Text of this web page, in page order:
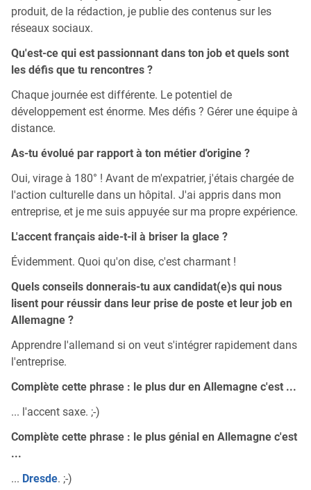
produit, de la rédaction, je publie des contenus sur les
réseaux sociaux.
Qu'est-ce qui est passionnant dans ton job et quels sont
les défis que tu rencontres ?
Chaque journée est différente. Le potentiel de
développement est énorme. Mes défis ? Gérer une équipe à
distance.
As-tu évolué par rapport à ton métier d'origine ?
Oui, virage à 180° ! Avant de m'expatrier, j'étais chargée de
l'action culturelle dans un hôpital. J'ai appris dans mon
entreprise, et je me suis appuyée sur ma propre expérience.
L'accent français aide-t-il à briser la glace ?
Évidemment. Quoi qu'on dise, c'est charmant !
Quels conseils donnerais-tu aux candidat(e)s qui nous
lisent pour réussir dans leur prise de poste et leur job en
Allemagne ?
Apprendre l'allemand si on veut s'intégrer rapidement dans
l'entreprise.
Complète cette phrase : le plus dur en Allemagne c'est ...
... l'accent saxe. ;-)
Complète cette phrase : le plus génial en Allemagne c'est
...
... Dresde. ;-)